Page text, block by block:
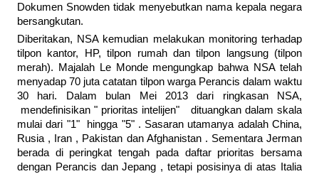
Dokumen Snowden tidak menyebutkan nama kepala negara
bersangkutan.
Diberitakan, NSA kemudian melakukan monitoring terhadap
tilpon kantor, HP, tilpon rumah dan tilpon langsung (tilpon
merah). Majalah Le Monde mengungkap bahwa NSA telah
menyadap 70 juta catatan tilpon warga Perancis dalam waktu
30 hari. Dalam bulan Mei 2013 dari ringkasan NSA,
mendefinisikan " prioritas intelijen" dituangkan dalam skala
mulai dari "1" hingga "5" . Sasaran utamanya adalah China,
Rusia , Iran , Pakistan dan Afghanistan . Sementara Jerman
berada di peringkat tengah pada daftar prioritas bersama
dengan Perancis dan Jepang , tetapi posisinya di atas Italia